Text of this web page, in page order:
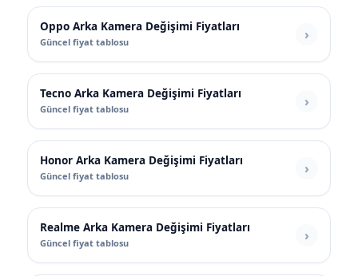
Oppo Arka Kamera Değişimi Fiyatları
Güncel fiyat tablosu
Tecno Arka Kamera Değişimi Fiyatları
Güncel fiyat tablosu
Honor Arka Kamera Değişimi Fiyatları
Güncel fiyat tablosu
Realme Arka Kamera Değişimi Fiyatları
Güncel fiyat tablosu